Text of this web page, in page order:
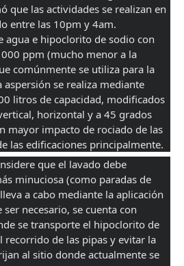
que las actividades se realizan en
entre las 10pm y 4am.
agua e hipoclorito de sodio con
ppm (mucho menor a la
comúnmente se utiliza para la
aspersión se realiza mediante
litros de capacidad, modificados
horizontal y a 45 grados
mayor impacto de rociado de las
las edificaciones principalmente.
que el lavado debe
minuciosa (como paradas de
a cabo mediante la aplicación
necesario, se cuenta con
se transporte el hipoclorito de
de las pipas y evitar la
al sitio donde actualmente se